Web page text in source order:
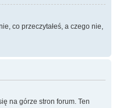
co przeczytałeś, a czego nie,
na górze stron forum. Ten